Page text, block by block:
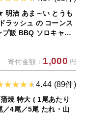
明治 あま～い とうも
ラッシュ の コーンス
飯 BBQ ソロキャン
コシ コーン 甘い 人
温保存 お試し 送料
寄付金額： 1,000 円
4.44 (89件)
焼 特大 ( 1尾あたり
4尾／5尾 たれ・山